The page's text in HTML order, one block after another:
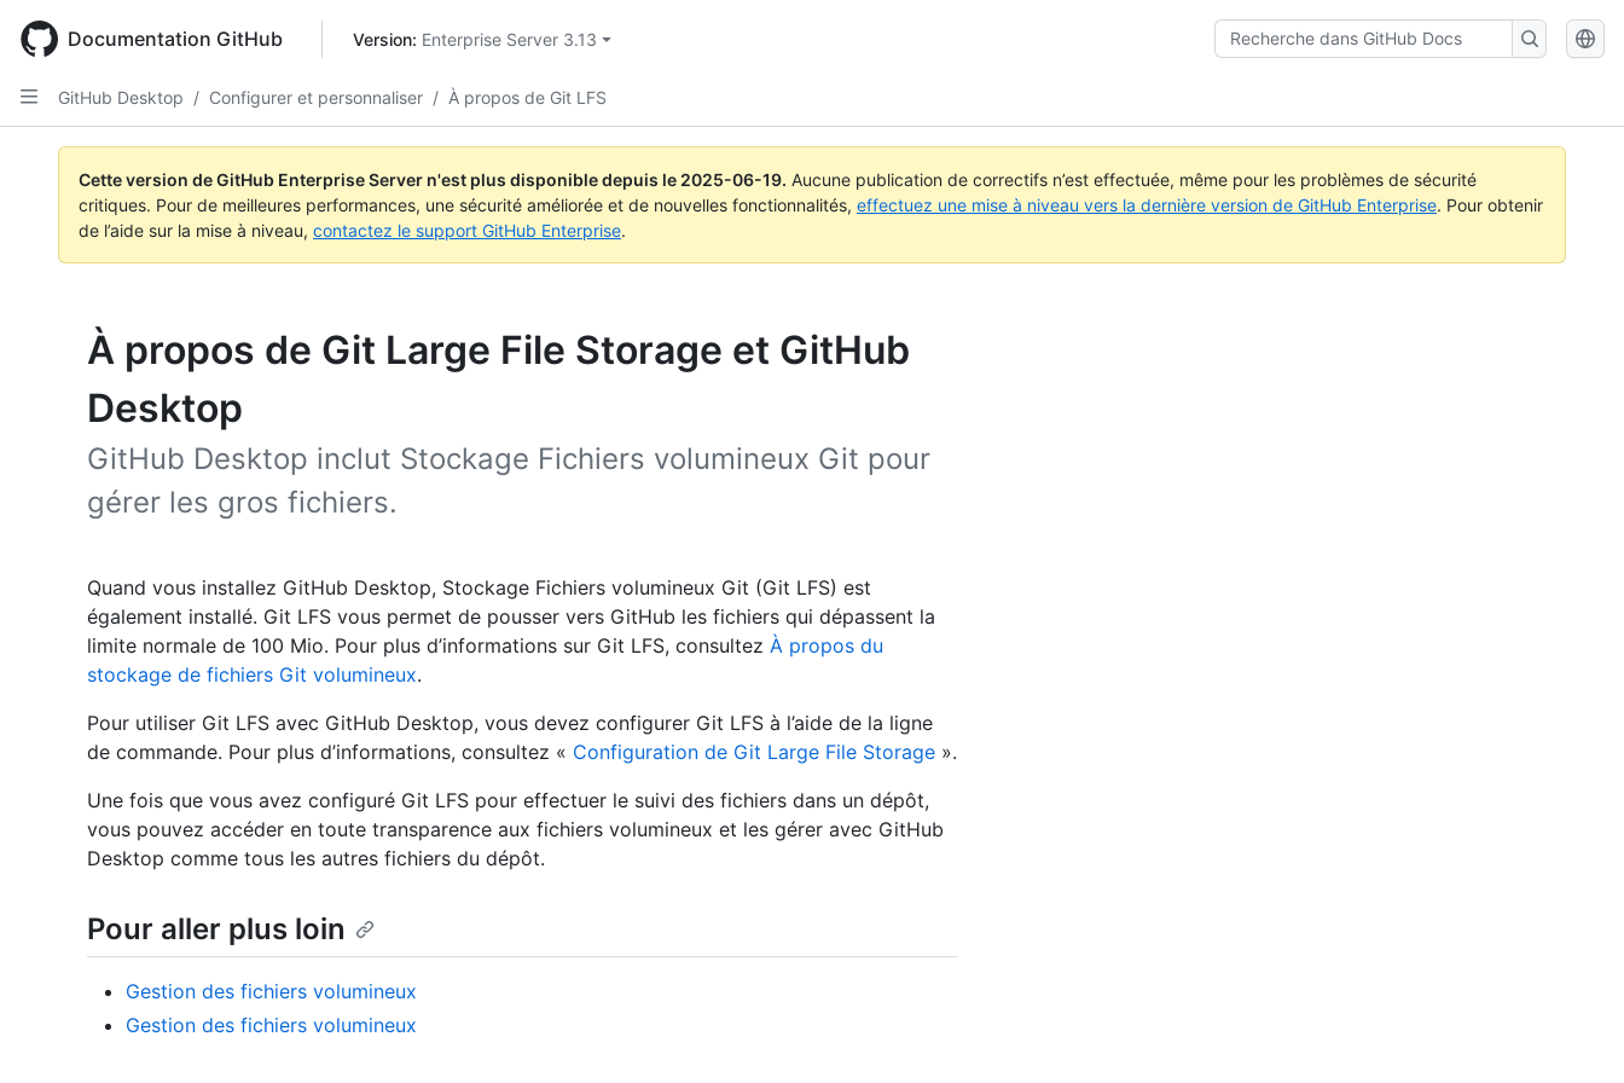
main
content
Documentation GitHub Version: Enterprise Server 3.13
Recherche
dans
GitHub Desktop / Configurer et personnaliser / À propos de Git LFS
Cette version de GitHub Enterprise Server n'est plus disponible depuis le 2025-06-19. Aucune publication de correctifs n’est effectuée, même pour les problèmes de sécurité
critiques. Pour de meilleures performances, une sécurité améliorée et de nouvelles fonctionnalités, effectuez une mise à niveau vers la dernière version de GitHub Enterprise. Pour obtenir
de l’aide sur la mise à niveau, contactez le support GitHub Enterprise.
À propos de Git Large File Storage et GitHub
Desktop
GitHub Desktop inclut Stockage Fichiers volumineux Git pour
gérer les gros fichiers.
Quand vous installez GitHub Desktop, Stockage Fichiers volumineux Git (Git LFS) est
également installé. Git LFS vous permet de pousser vers GitHub les fichiers qui dépassent la
limite normale de 100 Mio. Pour plus d’informations sur Git LFS, consultez À propos du
stockage de fichiers Git volumineux.
Pour utiliser Git LFS avec GitHub Desktop, vous devez configurer Git LFS à l’aide de la ligne
de commande. Pour plus d’informations, consultez « Configuration de Git Large File Storage ».
Une fois que vous avez configuré Git LFS pour effectuer le suivi des fichiers dans un dépôt,
vous pouvez accéder en toute transparence aux fichiers volumineux et les gérer avec GitHub
Desktop comme tous les autres fichiers du dépôt.
Pour aller plus loin
Gestion des fichiers volumineux
Gestion des fichiers volumineux